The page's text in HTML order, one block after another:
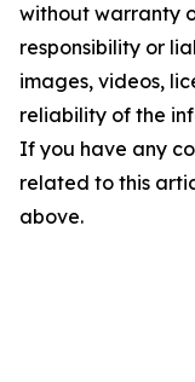
without warranty
responsibility or
images, videos,
reliability of the
If you have any
related to this
above.